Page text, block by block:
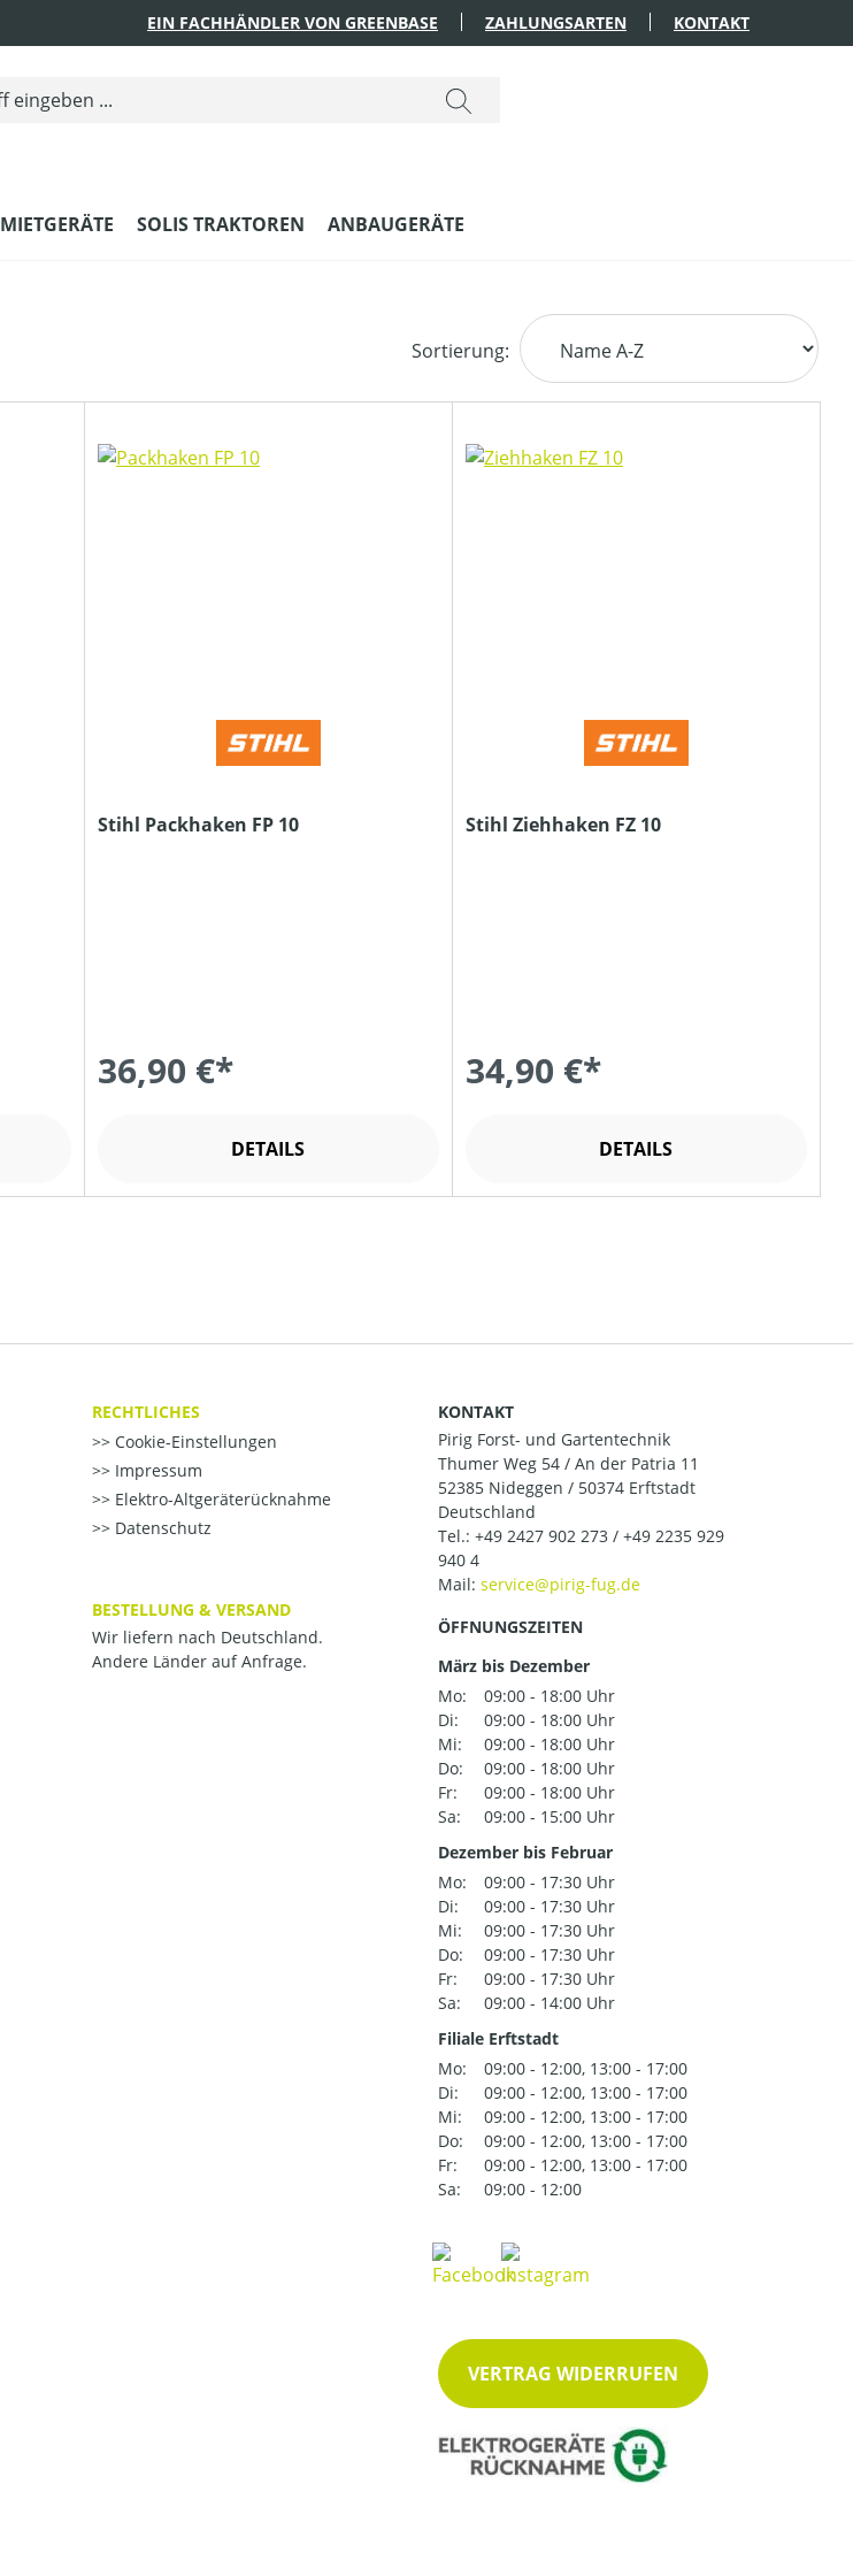
EIN FACHHÄNDLER VON GREENBASE ZAHLUNGSARTEN KONTAKT
MIETGERÄTE SOLIS TRAKTOREN ANBAUGERÄTE
Sortierung:
Stihl Packhaken FP 10
36,90 €*
DETAILS
Stihl Ziehhaken FZ 10
34,90 €*
DETAILS
RECHTLICHES
Cookie-Einstellungen
Impressum
Elektro-Altgeräterücknahme
Datenschutz
BESTELLUNG & VERSAND
Wir liefern nach Deutschland.
Andere Länder auf Anfrage.
KONTAKT
Pirig Forst- und Gartentechnik
Thumer Weg 54 / An der Patria 11
52385 Nideggen / 50374 Erftstadt
Deutschland
Tel.: +49 2427 902 273 / +49 2235 929
940 4
Mail:
ÖFFNUNGSZEITEN
März bis Dezember
Mo:
09:00 - 18:00 Uhr
Di:
09:00 - 18:00 Uhr
Mi:
09:00 - 18:00 Uhr
Do:
09:00 - 18:00 Uhr
Fr:
09:00 - 18:00 Uhr
Sa:
09:00 - 15:00 Uhr
Dezember bis Februar
Mo:
09:00 - 17:30 Uhr
Di:
09:00 - 17:30 Uhr
Mi:
09:00 - 17:30 Uhr
Do:
09:00 - 17:30 Uhr
Fr:
09:00 - 17:30 Uhr
Sa:
09:00 - 14:00 Uhr
Filiale Erftstadt
Mo:
09:00 - 12:00, 13:00 - 17:00
Di:
09:00 - 12:00, 13:00 - 17:00
Mi:
09:00 - 12:00, 13:00 - 17:00
Do:
09:00 - 12:00, 13:00 - 17:00
Fr:
09:00 - 12:00, 13:00 - 17:00
Sa:
09:00 - 12:00
VERTRAG WIDERRUFEN